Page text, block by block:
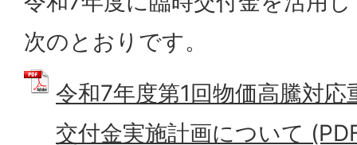
次のとおりです。
令和7年度第1回物価高騰対
交付金実施計画について